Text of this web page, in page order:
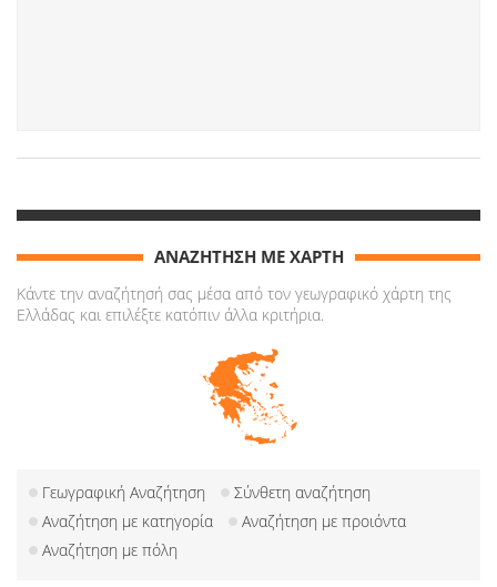
ΑΝΑΖΗΤΗΣΗ ΜΕ ΧΑΡΤΗ
Κάντε την αναζήτησή σας μέσα από τον γεωγραφικό χάρτη της
Ελλάδας και επιλέξτε κατόπιν άλλα κριτήρια.
Γεωγραφική Αναζήτηση
Σύνθετη αναζήτηση
Αναζήτηση με κατηγορία
Αναζήτηση με προιόντα
Αναζήτηση με πόλη